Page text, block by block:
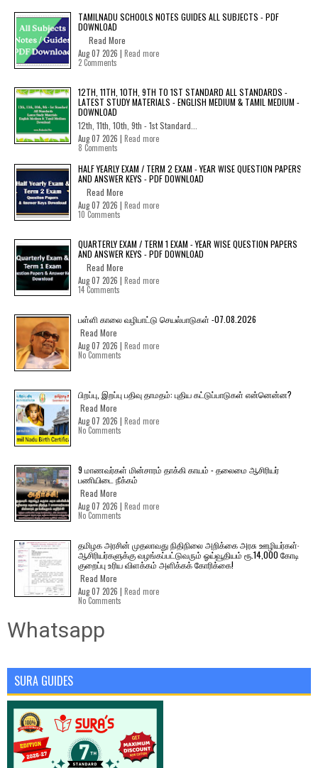
TAMILNADU SCHOOLS NOTES GUIDES ALL SUBJECTS - PDF
DOWNLOAD
Read More
Aug 07 2026 | Read more
2 Comments
12TH, 11TH, 10TH, 9TH TO 1ST STANDARD ALL STANDARDS -
LATEST STUDY MATERIALS - ENGLISH MEDIUM & TAMIL MEDIUM -
DOWNLOAD
12th, 11th, 10th, 9th - 1st Standard...
Aug 07 2026 | Read more
8 Comments
HALF YEARLY EXAM / TERM 2 EXAM - YEAR WISE QUESTION PAPERS
AND ANSWER KEYS - PDF DOWNLOAD
Read More
Aug 07 2026 | Read more
10 Comments
QUARTERLY EXAM / TERM 1 EXAM - YEAR WISE QUESTION PAPERS
AND ANSWER KEYS - PDF DOWNLOAD
Read More
Aug 07 2026 | Read more
14 Comments
பள்ளி காலை வழிபாட்டு செயல்பாடுகள் -07.08.2026
Read More
Aug 07 2026 | Read more
No Comments
பிறப்பு, இறப்பு பதிவு தாமதம்: புதிய கட்டுப்பாடுகள் என்னென்ன?
Read More
Aug 07 2026 | Read more
No Comments
9 மாணவர்கள் மின்சாரம் தாக்கி காயம் - தலைமை ஆசிரியர்
பணியிடை நீக்கம்
Read More
Aug 07 2026 | Read more
No Comments
தமிழக அரசின் முதலாவது நிதிநிலை அறிக்கை அரசு ஊழியர்கள்-
ஆசிரியர்களுக்கு வழங்கப்பட்டுவரும் ஓய்வூதியம் ரூ.14,000 கோடி
குறைப்பு உரிய விளக்கம் அளிக்கக் கோரிக்கை!
Read More
Aug 07 2026 | Read more
No Comments
Whatsapp
SURA GUIDES